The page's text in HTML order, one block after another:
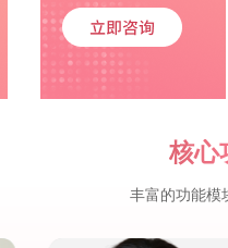
核心
丰富的功能模